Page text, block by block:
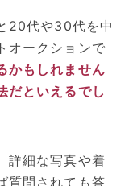
20代や30代を中
オークションで
かもしれません
だといえるでし
詳細な写真や着
質問されても答